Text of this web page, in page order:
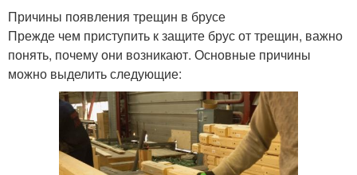
Причины появления трещин в брусе
Прежде чем приступить к защите брус от трещин, важно
понять, почему они возникают. Основные причины
можно выделить следующие: